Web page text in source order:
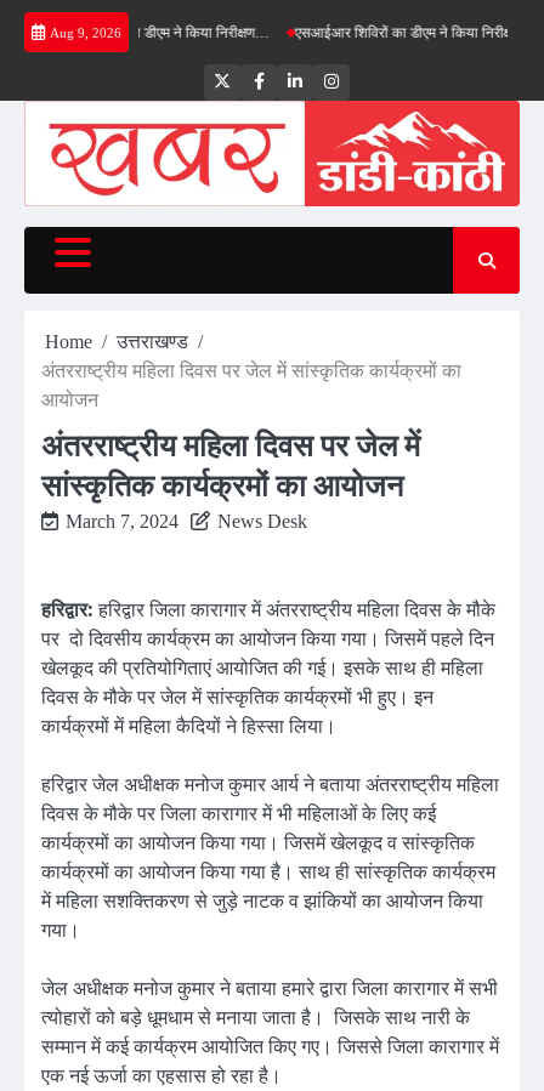
Skip
Aug 9, 2026
बाईपास का डीएम ने किया निरीक्षण… एसआईआर शिविरों का डीएम ने किया निरीक्षण, बोले—कोई
TwitterFacebookLinkedInInstagram
Home
उत्तराखण्ड
अंतरराष्ट्रीय महिला दिवस पर जेल में सांस्कृतिक कार्यक्रमों का
आयोजन
अंतरराष्ट्रीय महिला दिवस पर जेल में
सांस्कृतिक कार्यक्रमों का आयोजन
March 7, 2024 News Desk
हरिद्वार:हरिद्वार जिला कारागार में अंतरराष्ट्रीय महिला दिवस के मौके
पर दो दिवसीय कार्यक्रम का आयोजन किया गया। जिसमें पहले दिन
खेलकूद की प्रतियोगिताएं आयोजित की गई। इसके साथ ही महिला
दिवस के मौके पर जेल में सांस्कृतिक कार्यक्रमों भी हुए। इन
कार्यक्रमों में महिला कैदियों ने हिस्सा लिया।
हरिद्वार जेल अधीक्षक मनोज कुमार आर्य ने बताया अंतरराष्ट्रीय महिला
दिवस के मौके पर जिला कारागार में भी महिलाओं के लिए कई
कार्यक्रमों का आयोजन किया गया। जिसमें खेलकूद व सांस्कृतिक
कार्यक्रमों का आयोजन किया गया है। साथ ही सांस्कृतिक कार्यक्रम
में महिला सशक्तिकरण से जुड़े नाटक व झांकियों का आयोजन किया
गया।
जेल अधीक्षक मनोज कुमार ने बताया हमारे द्वारा जिला कारागार में सभी
त्योहारों को बड़े धूमधाम से मनाया जाता है। जिसके साथ नारी के
सम्मान में कई कार्यक्रम आयोजित किए गए। जिससे जिला कारागार में
एक नई ऊर्जा का एहसास हो रहा है।